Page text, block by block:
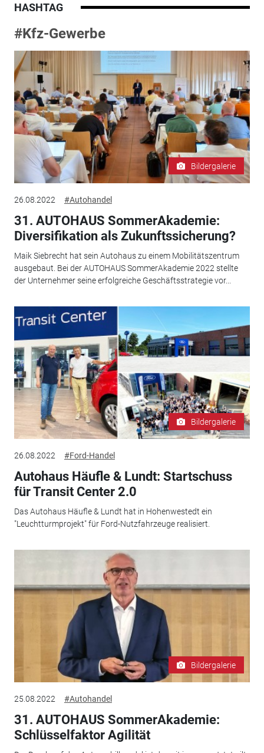
HASHTAG
#Kfz-Gewerbe
Bildergalerie
26.08.2022 #Autohandel
31. AUTOHAUS SommerAkademie:
Diversifikation als Zukunftssicherung?
Maik Siebrecht hat sein Autohaus zu einem Mobilitätszentrum
ausgebaut. Bei der AUTOHAUS SommerAkademie 2022 stellte
der Unternehmer seine erfolgreiche Geschäftsstrategie vor...
Bildergalerie
26.08.2022 #Ford-Handel
Autohaus Häufle & Lundt: Startschuss
für Transit Center 2.0
Das Autohaus Häufle & Lundt hat in Hohenwestedt ein
"Leuchtturmprojekt" für Ford-Nutzfahrzeuge realisiert.
Bildergalerie
25.08.2022 #Autohandel
31. AUTOHAUS SommerAkademie:
Schlüsselfaktor Agilität